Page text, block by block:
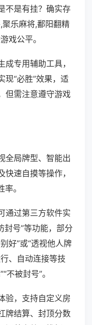
不是有挂？确实存
乐麻将,鄱阳翻精
戏公平。
专用辅助工具，
现“必胜”效果，适
但需注意遵守游戏
全局牌型、智能出
速自摸等操作，
。
通过第三方软件实
封号”等功能，部分
好”或“透视他人牌
、自动连接等技
不被封号”。
验，支持自定义房
牌结算、封顶分数